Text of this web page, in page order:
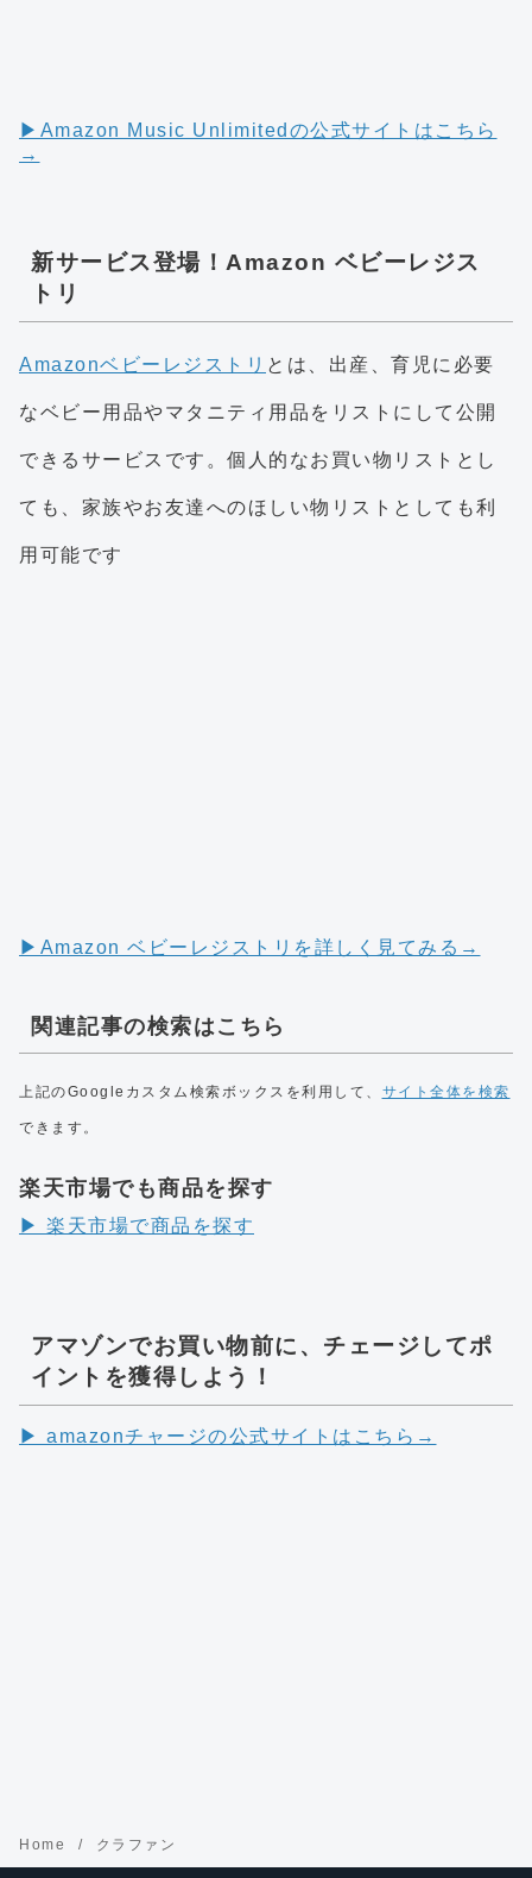
▶︎Amazon Music Unlimitedの公式サイトはこちら
→
新サービス登場！Amazon ベビーレジス
トリ
Amazonベビーレジストリ とは、出産、育児に必要
なベビー用品やマタニティ用品をリストにして公開
できるサービスです。個人的なお買い物リストとし
ても、家族やお友達へのほしい物リストとしても利
用可能です
▶︎Amazon ベビーレジストリを詳しく見てみる→
関連記事の検索はこちら
上記のGoogleカスタム検索ボックスを利用して、 サイト全体を検索
できます。
楽天市場でも商品を探す
▶︎ 楽天市場で商品を探す
アマゾンでお買い物前に、チェージしてポ
イントを獲得しよう！
▶︎ amazonチャージの公式サイトはこちら→
Home クラファン